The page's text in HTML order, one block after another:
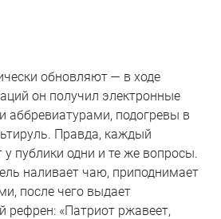
обновляют — в ходе
он получил электронные
подогревы в
Правда, каждый
публики одни и те же вопросы.
наливает чаю, приподнимает
после чего выдает
рефрен: «Патриот ржавеет,